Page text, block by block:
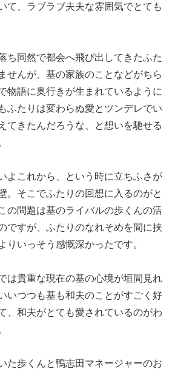
て、ラブラブ夫夫な雰囲気でとても
ち同然で都会へ飛び出してきたふた
せんが、基の家族のことなどがちら
物語に奥行きが生まれているように
ふたりは変わらぬ愛とツンデレでい
てきたんだろうな、と想いを馳せる
よこれから、という時に立ちふさが
。そこでふたりの回想に入るのがと
の問題は基のライバルの歩くんの活
ですが、ふたりのなれそめを間に挟
りいっそう感慨深かったです。
は貴重な現在の基の心境が垣間見れ
いつつも基も和夫のことがすごく好
、和夫がとても愛されているのがわ
た歩くんと鴨志田マネージャーのお